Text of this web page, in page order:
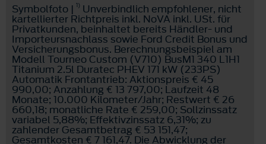
Symbolfoto | 1) Unverbindlich empfohlener, nicht
kartellierter Richtpreis inkl. NoVA inkl. USt. für
Privatkunden, beinhaltet bereits Händler- und
Importeursnachlass sowie Ford Credit Bonus und
Versicherungsbonus. Berechnungsbeispiel am
Modell Tourneo Custom (V710) BusM1 340 L1H1
Titanium 2.5l Duratec PHEV 171 kW (233PS)
Automatik Frontantrieb: Aktionspreis € 45
990,00; Anzahlung € 13 797,00; Laufzeit 48
Monate; 10.000 Kilometer/Jahr; Restwert € 26
660,18; monatliche Rate € 259,00; Sollzinssatz
variabel 5,88%; Effektivzinssatz 6,31%; zu
zahlender Gesamtbetrag € 53 151,47;
Gesamtkosten € 7 161,47. Die Abwicklung der